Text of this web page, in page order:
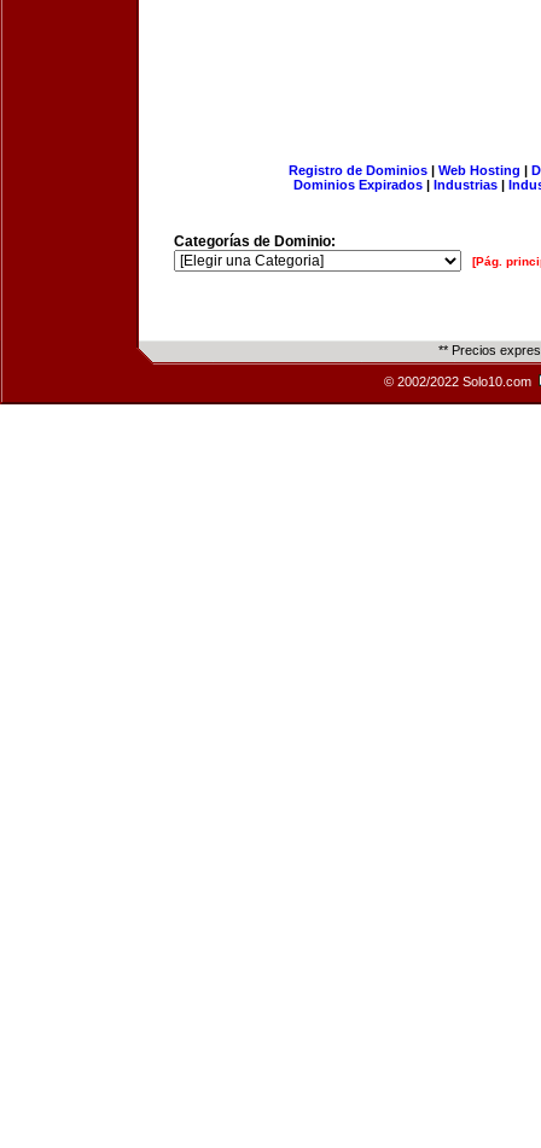
Registro de Dominios| Web Hosting |
Dominios Expirados | Industrias |
Categorías de Dominio:
[Pág.
** Precios
© 2002/2022 Solo10.com